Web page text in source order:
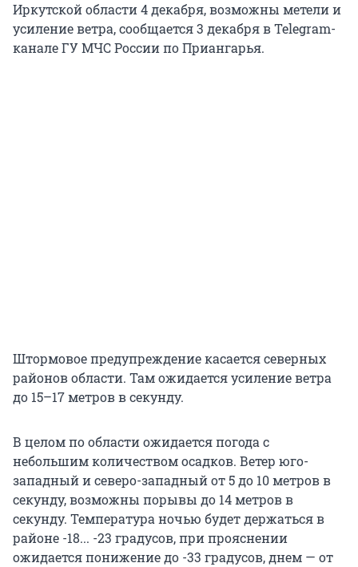
Иркутской области 4 декабря, возможны метели и
усиление ветра, сообщается 3 декабря в Telegram-
канале ГУ МЧС России по Приангарья.
Штормовое предупреждение касается северных
районов области. Там ожидается усиление ветра
до 15–17 метров в секунду.
В целом по области ожидается погода с
небольшим количеством осадков. Ветер юго-
западный и северо-западный от 5 до 10 метров в
секунду, возможны порывы до 14 метров в
секунду. Температура ночью будет держаться в
районе -18... -23 градусов, при прояснении
ожидается понижение до -33 градусов, днем — от